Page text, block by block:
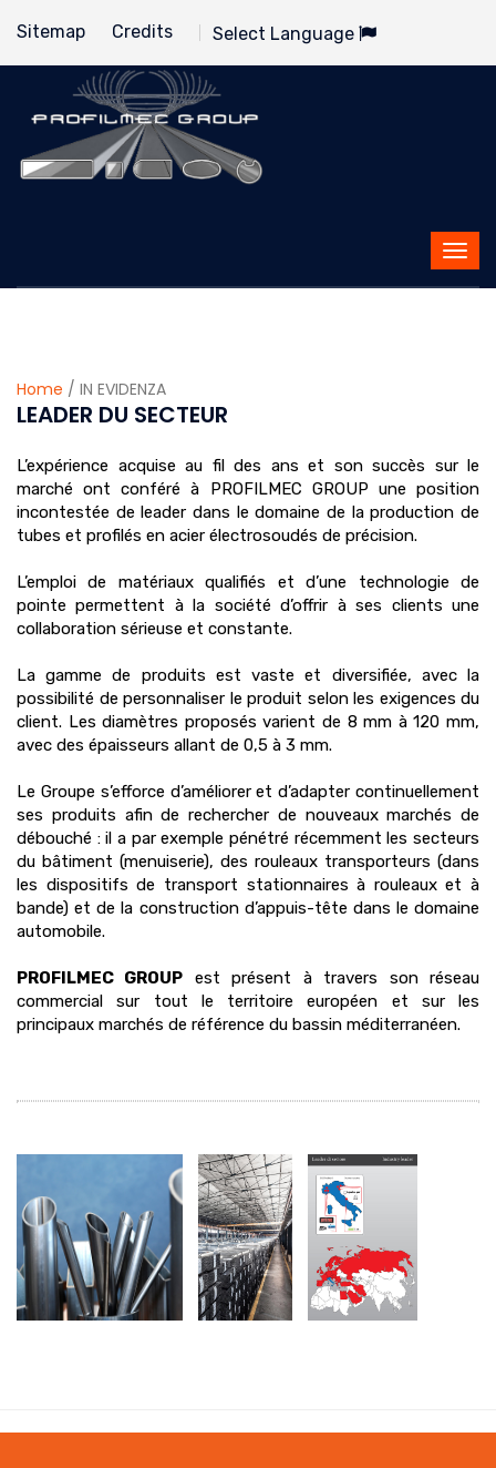
Sitemap Credits Select Language
Home / IN EVIDENZA
LEADER DU SECTEUR
L’expérience acquise au fil des ans et son succès sur le
marché ont conféré à PROFILMEC GROUP une position
incontestée de leader dans le domaine de la production de
tubes et profilés en acier électrosoudés de précision.
L’emploi de matériaux qualifiés et d’une technologie de
pointe permettent à la société d’offrir à ses clients une
collaboration sérieuse et constante.
La gamme de produits est vaste et diversifiée, avec la
possibilité de personnaliser le produit selon les exigences du
client. Les diamètres proposés varient de 8 mm à 120 mm,
avec des épaisseurs allant de 0,5 à 3 mm.
Le Groupe s’efforce d’améliorer et d’adapter continuellement
ses produits afin de rechercher de nouveaux marchés de
débouché : il a par exemple pénétré récemment les secteurs
du bâtiment (menuiserie), des rouleaux transporteurs (dans
les dispositifs de transport stationnaires à rouleaux et à
bande) et de la construction d’appuis-tête dans le domaine
automobile.
PROFILMEC GROUP est présent à travers son réseau
commercial sur tout le territoire européen et sur les
principaux marchés de référence du bassin méditerranéen.